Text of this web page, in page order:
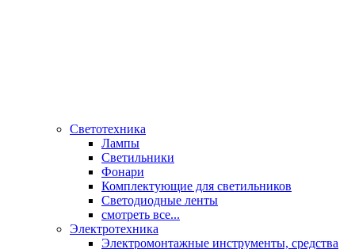
Светотехника
Лампы
Светильники
Фонари
Комплектующие для светильников
Светодиодные ленты
смотреть все...
Электротехника
Электромонтажные инструменты, средства